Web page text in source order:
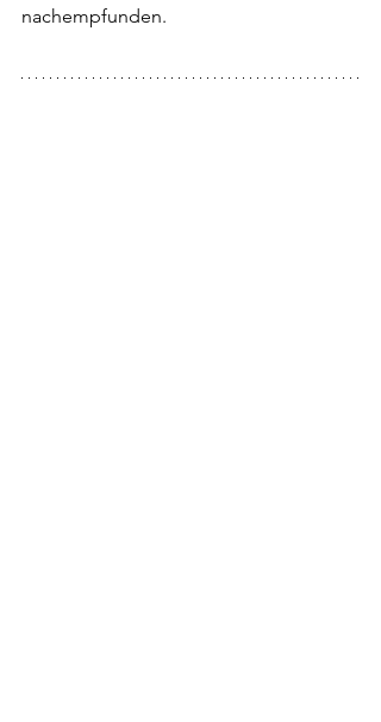
nachempfunden.